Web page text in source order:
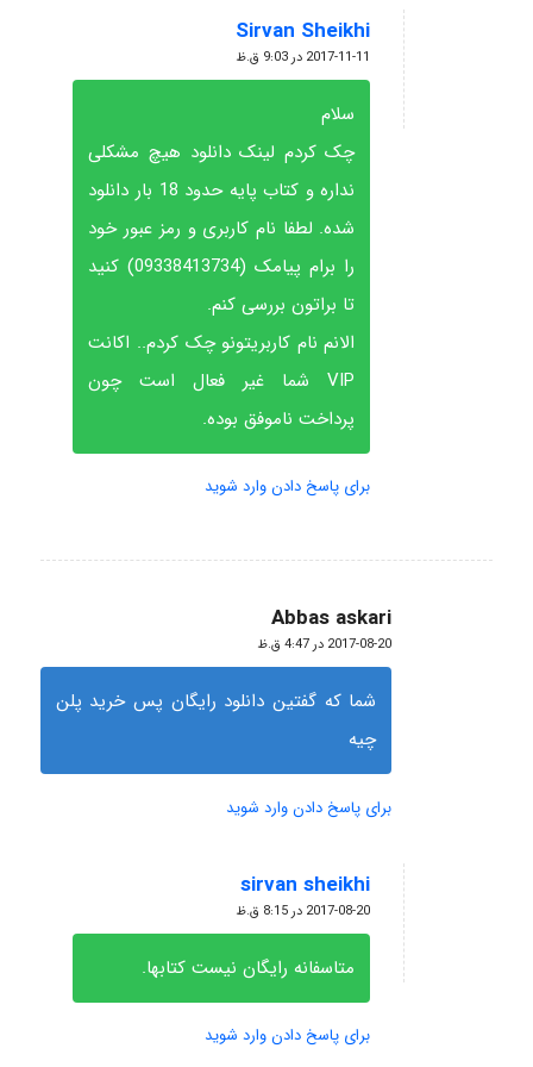
Sirvan Sheikhi
گفته:
2017-11-11 در 9:03 ق.ظ
سلام
چک کردم لینک دانلود هیچ مشکلی
نداره و کتاب پایه حدود 18 بار دانلود
شده. لطفا نام کاربری و رمز عبور خود
را برام پیامک (09338413734) کنید
تا براتون بررسی کنم.
الانم نام کاربریتونو چک کردم.. اکانت
VIP شما غیر فعال است چون
پرداخت ناموفق بوده.
برای پاسخ دادن وارد شوید
Abbas askari
گفته:
2017-08-20 در 4:47 ق.ظ
شما که گفتین دانلود رایگان پس خرید پلن
چیه
برای پاسخ دادن وارد شوید
sirvan sheikhi
گفته:
2017-08-20 در 8:15 ق.ظ
متاسفانه رایگان نیست کتابها.
برای پاسخ دادن وارد شوید